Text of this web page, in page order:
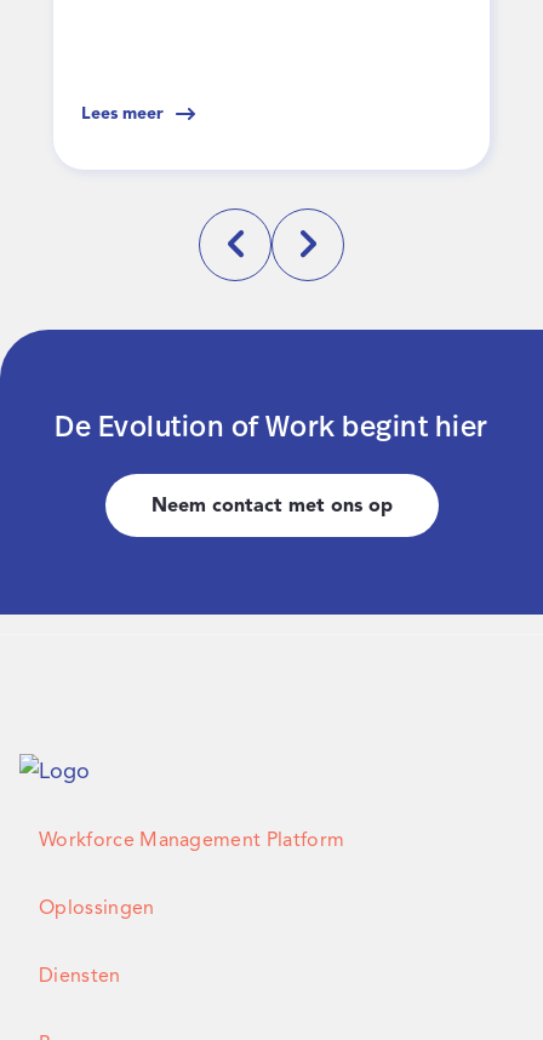
Lees meer
De Evolution of Work begint hier
Neem contact met ons op
Workforce Management Platform
Oplossingen
Diensten